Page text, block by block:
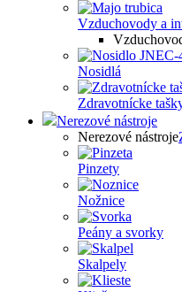
Vzduchovody a
Nosidlá
Zdravotnícke
Nerezové nástroje
Nerezové nástroje
Pinzety
Nožnice
Peány a svorky
Skalpely